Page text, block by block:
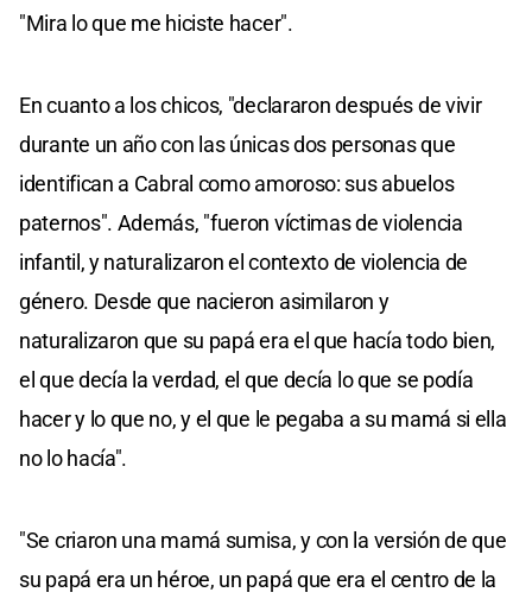
"Mira lo que me hiciste hacer".
En cuanto a los chicos, "declararon después de vivir
durante un año con las únicas dos personas que
identifican a Cabral como amoroso: sus abuelos
paternos". Además, "fueron víctimas de violencia
infantil, y naturalizaron el contexto de violencia de
género. Desde que nacieron asimilaron y
naturalizaron que su papá era el que hacía todo bien,
el que decía la verdad, el que decía lo que se podía
hacer y lo que no, y el que le pegaba a su mamá si ella
no lo hacía".
"Se criaron una mamá sumisa, y con la versión de que
su papá era un héroe, un papá que era el centro de la